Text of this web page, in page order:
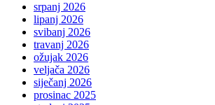
srpanj 2026
lipanj 2026
svibanj 2026
travanj 2026
ožujak 2026
veljača 2026
siječanj 2026
prosinac 2025